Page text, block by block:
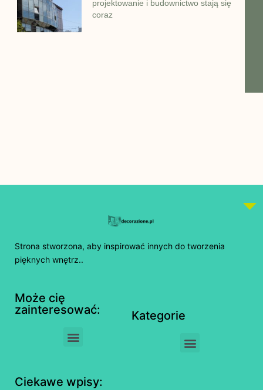
projektowanie i budownictwo stają się
coraz
Strona stworzona, aby inspirować innych do tworzenia
pięknych wnętrz..
Może cię
zainteresować:
Kategorie
Ciekawe wpisy: